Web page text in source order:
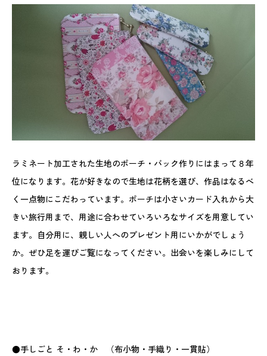
ラミネート加工された生地のポーチ・バック作りにはまって８年
位になります。花が好きなので生地は花柄を選び、作品はなるべ
く一点物にこだわっています。ポーチは小さいカード入れから大
きい旅行用まで、用途に合わせていろいろなサイズを用意してい
ます。自分用に、親しい人へのプレゼント用にいかがでしょう
か。ぜひ足を運びご覧になってください。出会いを楽しみにして
おります。
●手しごと そ・わ・か （布小物・手織り・一貫貼）